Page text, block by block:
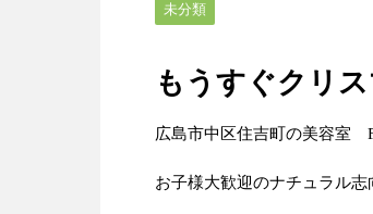
未分類
もうすぐクリ
広島市中区住吉町の美容室
お子様大歓迎のナチュラル志